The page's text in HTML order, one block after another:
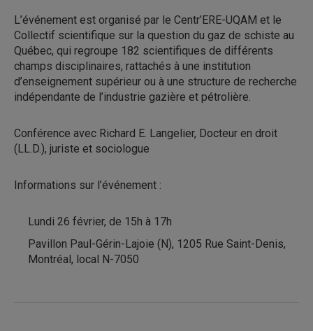
L’événement est organisé par le Centr’ERE-UQAM et le
Collectif scientifique sur la question du gaz de schiste au
Québec, qui regroupe 182 scientifiques de différents
champs disciplinaires, rattachés à une institution
d’enseignement supérieur ou à une structure de recherche
indépendante de l’industrie gazière et pétrolière.
Conférence avec Richard E. Langelier, Docteur en droit
(LL.D.), juriste et sociologue
Informations sur l’événement :
Lundi 26 février, de 15h à 17h
Pavillon Paul-Gérin-Lajoie (N), 1205 Rue Saint-Denis,
Montréal, local N-7050